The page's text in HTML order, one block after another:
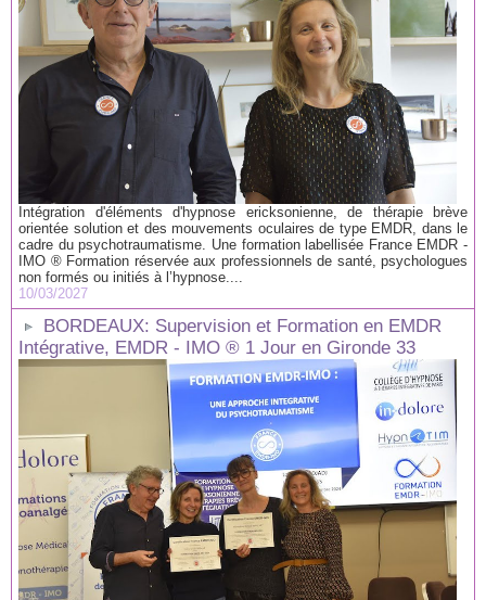
Intégration d'éléments d'hypnose ericksonienne, de thérapie brève
orientée solution et des mouvements oculaires de type EMDR, dans le
cadre du psychotraumatisme. Une formation labellisée France EMDR -
IMO ® Formation réservée aux professionnels de santé, psychologues
non formés ou initiés à l’hypnose....
10/03/2027
BORDEAUX: Supervision et Formation en EMDR
Intégrative, EMDR - IMO ® 1 Jour en Gironde 33